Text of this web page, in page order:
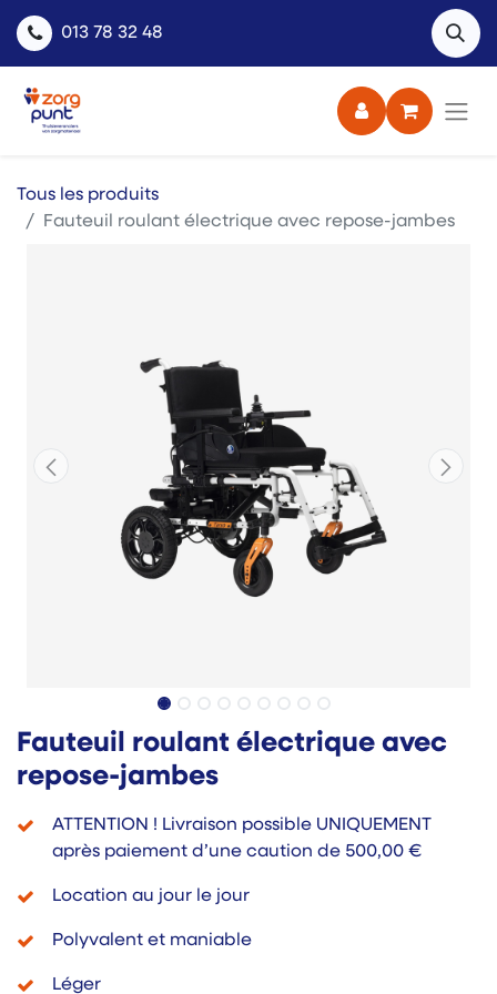
013 78 32 48
Tous les produits
Fauteuil roulant électrique avec repose-jambes
Fauteuil roulant électrique avec
repose-jambes
ATTENTION ! Livraison possible UNIQUEMENT
après paiement d’une caution de 500,00 €
Location au jour le jour
Polyvalent et maniable
Léger